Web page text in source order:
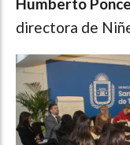
directora de